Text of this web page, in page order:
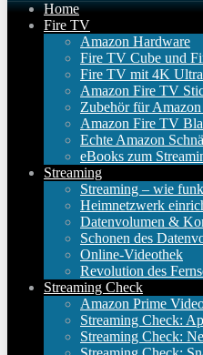
Home
Fire TV
Amazon Hardware
Fire TV Cube und
Fire TV mit 4K
Amazon Fire TV
Zubehör für
Amazon Fire TV
Echte Amazon
eBooks zum
Streaming
Streaming – wie
Heimnetzwerk
Datenvolumen &
Schonen des
Online-Videothek
Revolution des
Streaming Check
Amazon Prime
Streaming Check:
Streaming Check: